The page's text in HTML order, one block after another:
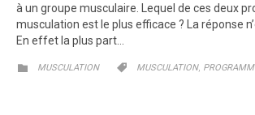
à un groupe musculaire. Lequel de ces deux
musculation est le plus efficace ? La réponse
En effet la plus part…
 CATEGORY
MUSCULATION  CATEGORY
MUSCULATION,